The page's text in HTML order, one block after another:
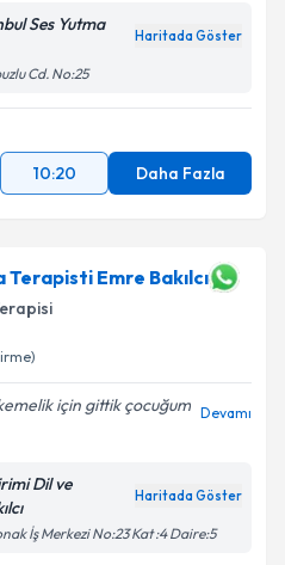
Ses Yutma
Haritada Göster
Cd. No:25
10:20 Daha Fazla
Terapisti Emre Bakılcı
için gittik çocuğum Devamı
Dil ve
Haritada Göster
İş Merkezi No:23 Kat :4 Daire:5